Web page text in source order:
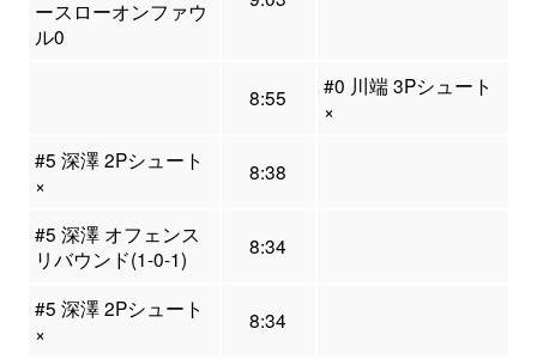
ースローオンファウ
ル0
8:55
#0 川端 3Pシュート
×
#5 深澤 2Pシュート
×
8:38
#5 深澤 オフェンス
リバウンド(1-0-1)
8:34
#5 深澤 2Pシュート
×
8:34